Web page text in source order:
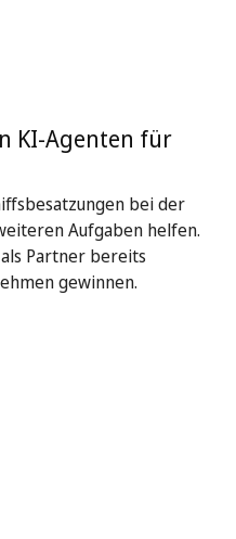
KI-Agenten für
bei der
Aufgaben helfen.
Partner bereits
gewinnen.